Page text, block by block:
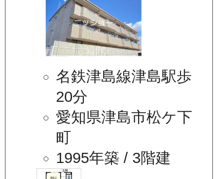
名鉄津島線津島駅歩
20分
愛知県津島市松ケ下
町
1995年築 / 3階建